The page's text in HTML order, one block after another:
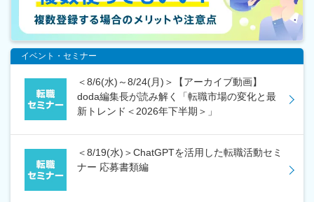
イベント・セミナー
＜8/6(水)～8/24(月)＞【アーカイブ動画】
doda編集長が読み解く「転職市場の変化と最
新トレンド＜2026年下半期＞」
＜8/19(水)＞ChatGPTを活用した転職活動セミ
ナー 応募書類編